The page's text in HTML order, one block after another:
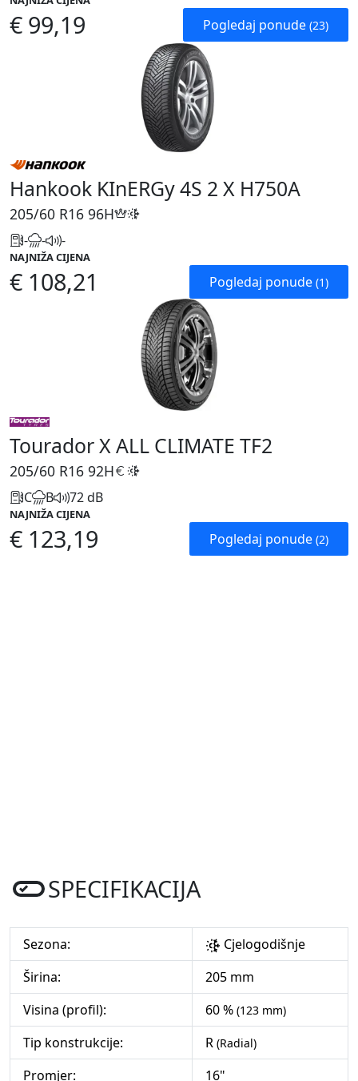
€ 99,19 Pogledaj ponude (23)
Hankook KInERGy 4S 2 X H750A
205/60 R16 96H
- - -
NAJNIŽA CIJENA
€ 108,21 Pogledaj ponude (1)
Tourador X ALL CLIMATE TF2
205/60 R16 92H
C B 72 dB
NAJNIŽA CIJENA
€ 123,19 Pogledaj ponude (2)
SPECIFIKACIJA
Sezona:
Cjelogodišnje
Širina:
205 mm
Visina (profil):
60 % (123 mm)
Tip konstrukcije: R (Radial)
Promjer:
16"